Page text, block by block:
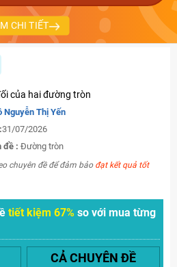
CHI TIẾT
của hai đường tròn
Nguyễn Thị Yến
31/07/2026
đề : Đường tròn
chuyên đề để đảm bảo đạt kết quả tốt
tiết kiệm 67% so với mua từng
CẢ CHUYÊN ĐỀ